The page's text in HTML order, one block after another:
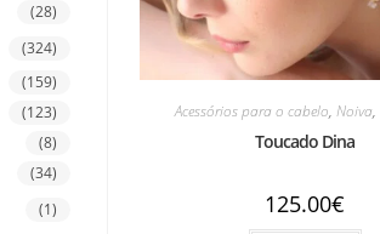
Acessórios para o cabelo, Noiva,
Toucado Dina
125.00€
(28)
(324)
(159)
(123)
(8)
(34)
(1)